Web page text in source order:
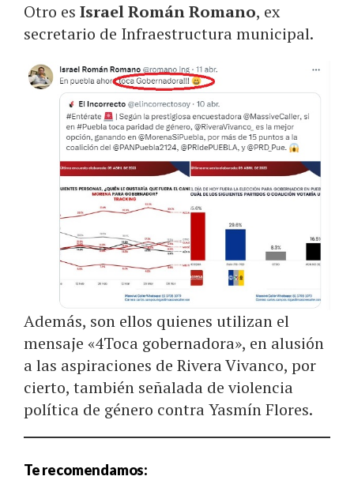
Otro es Israel Román Romano, ex
secretario de Infraestructura municipal.
Además, son ellos quienes utilizan el
mensaje «4Toca gobernadora», en alusión
a las aspiraciones de Rivera Vivanco, por
cierto, también señalada de violencia
política de género contra Yasmín Flores.
Te recomendamos: